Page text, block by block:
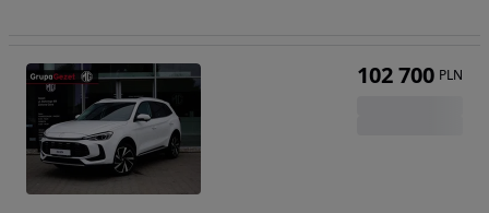
102 700 PLN